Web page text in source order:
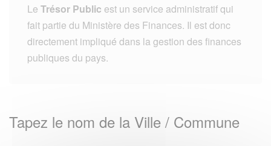
Le Trésor Public est un service administratif qui
fait partie du Ministère des Finances. Il est donc
directement impliqué dans la gestion des finances
publiques du pays.
Tapez le nom de la Ville / Commune